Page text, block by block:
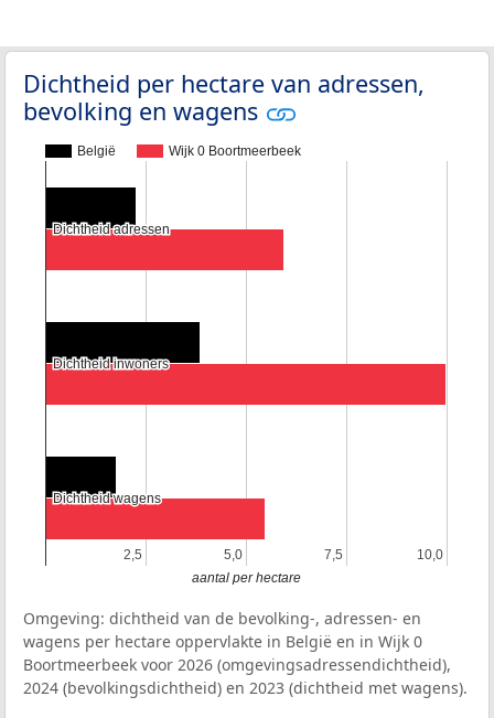
Dichtheid per hectare van adressen,
bevolking en wagens
België Wijk 0 Boortmeerbeek
2,5
2,5 5,0
5,0 7,5
7,5 10,0
10,0
Dichtheid adressen
Dichtheid adressen
Dichtheid inwoners
Dichtheid inwoners
Dichtheid wagens
Dichtheid wagens
aantal per hectare
Omgeving: dichtheid van de bevolking-, adressen- en
wagens per hectare oppervlakte in België en in Wijk 0
Boortmeerbeek voor 2026 (omgevingsadressendichtheid),
2024 (bevolkingsdichtheid) en 2023 (dichtheid met wagens).